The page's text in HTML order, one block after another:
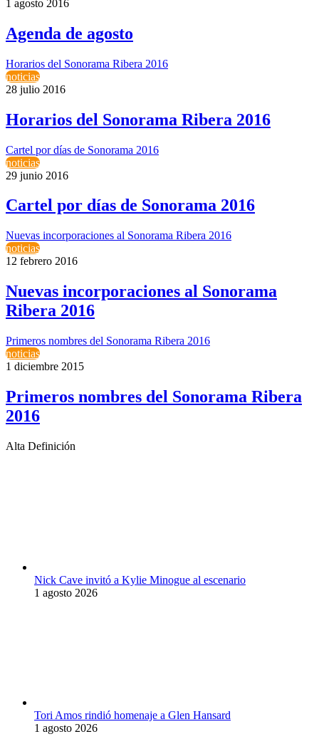
1 agosto 2016
Agenda de agosto
Horarios del Sonorama Ribera 2016
noticias
28 julio 2016
Horarios del Sonorama Ribera 2016
Cartel por días de Sonorama 2016
noticias
29 junio 2016
Cartel por días de Sonorama 2016
Nuevas incorporaciones al Sonorama Ribera 2016
noticias
12 febrero 2016
Nuevas incorporaciones al Sonorama
Ribera 2016
Primeros nombres del Sonorama Ribera 2016
noticias
1 diciembre 2015
Primeros nombres del Sonorama Ribera
2016
Alta Definición
Nick Cave invitó a Kylie Minogue al escenario
1 agosto 2026
Tori Amos rindió homenaje a Glen Hansard
1 agosto 2026